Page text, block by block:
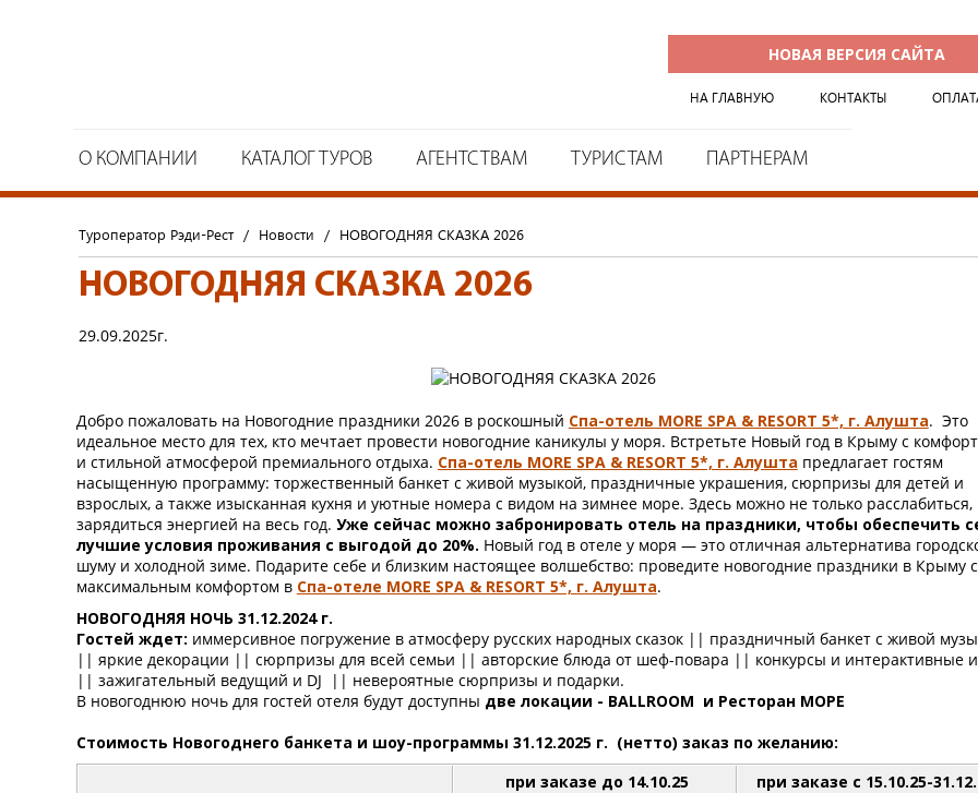
НОВАЯ ВЕРСИЯ САЙТА
О КОМПАНИИ КАТАЛОГ ТУРОВ АГЕНТСТВАМ ТУРИСТАМ ПАРТНЕРАМ
НА ГЛАВНУЮ КОНТАКТЫ
Туроператор Рэди-Рест / Новости / НОВОГОДНЯЯ СКАЗКА 2026
НОВОГОДНЯЯ СКАЗКА 2026
29.09.2025г.
Добро пожаловать на Новогодние праздники 2026 в роскошный Спа-отель MORE SPA & RESORT 5*, г. Алушта. Это
идеальное место для тех, кто мечтает провести новогодние каникулы у моря. Встретьте Новый год в Крыму с
и стильной атмосферой премиального отдыха. Спа-отель MORE SPA & RESORT 5*, г. Алушта предлагает гостям
насыщенную программу: торжественный банкет с живой музыкой, праздничные украшения, сюрпризы для детей и
взрослых, а также изысканная кухня и уютные номера с видом на зимнее море. Здесь можно не только расслабиться,
зарядиться энергией на весь год. Уже сейчас можно забронировать отель на праздники, чтобы обеспечить
лучшие условия проживания с выгодой до 20%. Новый год в отеле у моря — это отличная альтернатива
шуму и холодной зиме. Подарите себе и близким настоящее волшебство: проведите новогодние праздники в Крыму с
максимальным комфортом в Спа-отеле MORE SPA & RESORT 5*, г. Алушта.
НОВОГОДНЯЯ НОЧЬ 31.12.2024 г.
Гостей ждет: иммерсивное погружение в атмосферу русских народных сказок || праздничный банкет с живой
|| яркие декорации || сюрпризы для всей семьи || авторские блюда от шеф-повара || конкурсы и интерактивные
|| зажигательный ведущий и DJ || невероятные сюрпризы и подарки.
В новогоднюю ночь для гостей отеля будут доступны две локации - BALLROOM и Ресторан МОРЕ
Стоимость Новогоднего банкета и шоу-программы 31.12.2025 г. (нетто) заказ по желанию:
при заказе до 14.10.25 при заказе с 15.10.25-